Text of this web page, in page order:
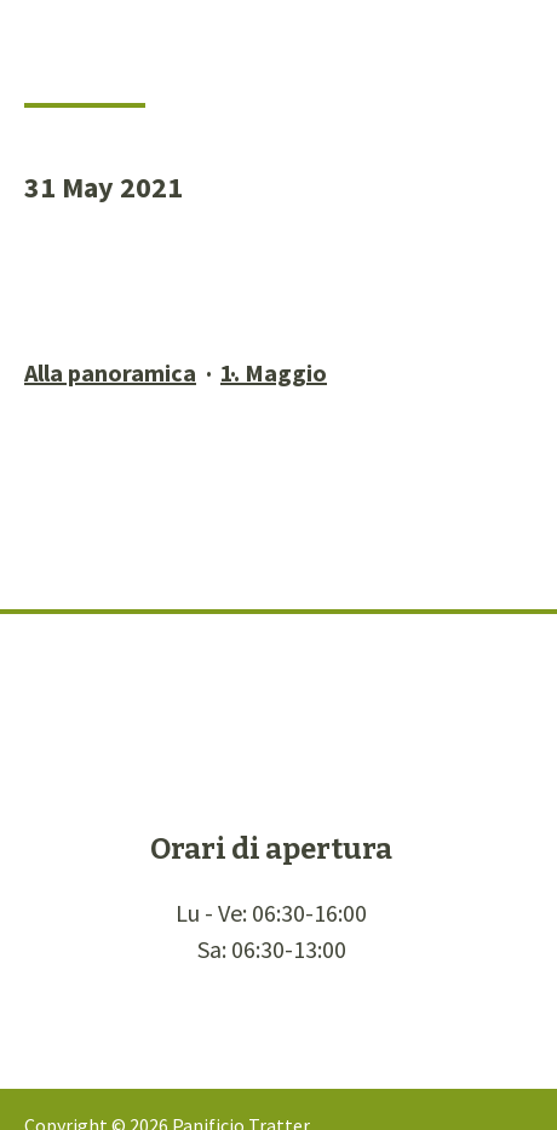
31 May 2021
Alla panoramica 1. Maggio
Orari di apertura
Lu - Ve: 06:30-16:00
Sa: 06:30-13:00
Copyright © 2026 Panificio Tratter